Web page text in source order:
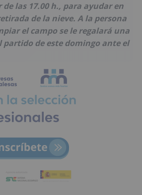
las 17.00 h., para ayudar en
de la nieve. A la persona
el campo se le regalará una
partido de este domingo ante el